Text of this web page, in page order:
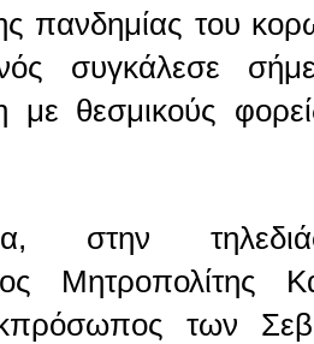
πανδημίας του
συγκάλεσε
με θεσμικούς
στην
Μητροπολίτης
των